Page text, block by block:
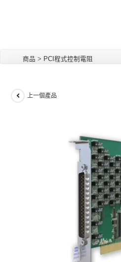
商品 > PCI程式控制電阻
上一個產品